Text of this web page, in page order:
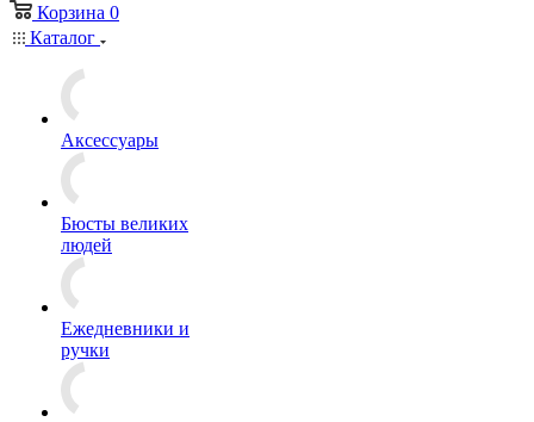
Корзина 0
Каталог
Аксессуары
Бюсты великих
людей
Ежедневники и
ручки